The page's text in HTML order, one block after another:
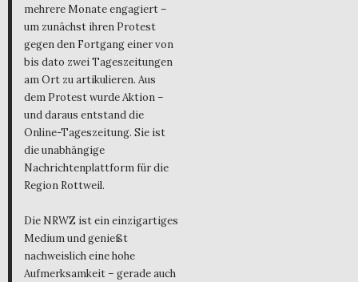
mehrere Monate engagiert –
um zunächst ihren Protest
gegen den Fortgang einer von
bis dato zwei Tageszeitungen
am Ort zu artikulieren. Aus
dem Protest wurde Aktion –
und daraus entstand die
Online-Tageszeitung. Sie ist
die unabhängige
Nachrichtenplattform für die
Region Rottweil.
Die NRWZ ist ein einzigartiges
Medium und genießt
nachweislich eine hohe
Aufmerksamkeit – gerade auch